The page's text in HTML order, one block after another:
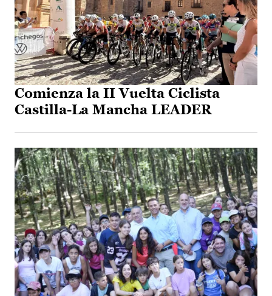
Comienza la II Vuelta Ciclista
Castilla-La Mancha LEADER